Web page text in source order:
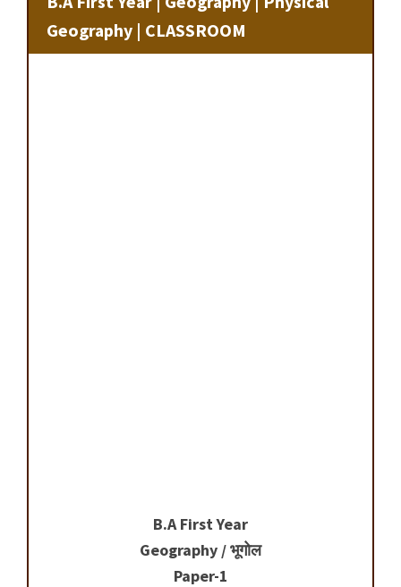
Geography | CLASSROOM
B.A First Year
Geography / भूगोल
Paper-1